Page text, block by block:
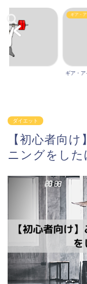
ギア・
ギア・ア
ダイエット
【初心者向
ニングをした